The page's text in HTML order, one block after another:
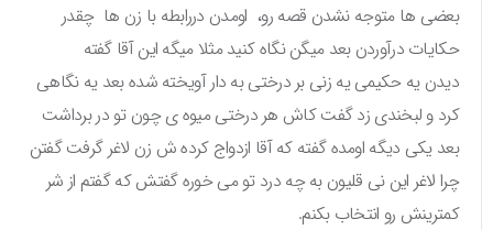
بعضی ها متوجه نشدن قصه رو، اومدن دررابطه با زن ها چقدر
حکایات درآوردن بعد میگن نگاه کنید مثلا میگه این آقا گفته
دیدن یه حکیمی یه زنی بر درختی به دار آویخته شده بعد یه نگاهی
کرد و لبخندی زد گفت کاش هر درختی میوه ی چون تو در برداشت
بعد یکی دیگه اومده گفته که آقا ازدواج کرده ش زن لاغر گرفت گفتن
چرا لاغر این نی قلیون به چه درد تو می خوره گفتش که گفتم از شر
کمترینش رو انتخاب بکنم.